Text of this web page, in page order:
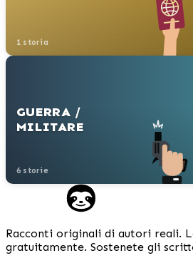
1 storia
GUERRA /
MILITARE
6 storie
Racconti originali di autori reali.
gratuitamente. Sostenete gli